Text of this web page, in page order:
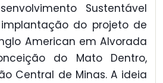
Sustentável
do projeto de
American em Alvorada
do Mato Dentro,
Central de Minas. A ideia